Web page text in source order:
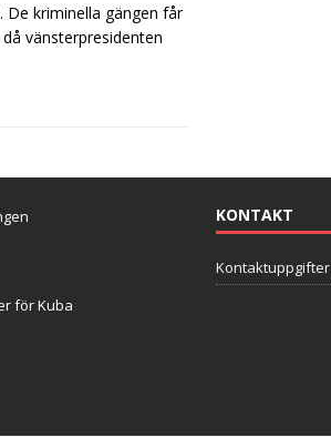
De kriminella gängen får
vänsterpresidenten
för Kuba
KONTAKT
Kontaktuppgifter